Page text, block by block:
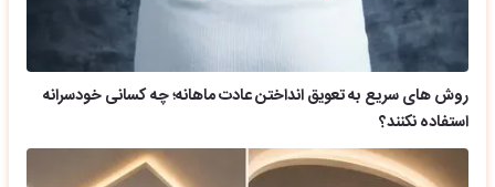
روش های سریع به تعویق انداختن عادت ماهانه؛ چه کسانی خودسرانه
استفاده نکنند؟